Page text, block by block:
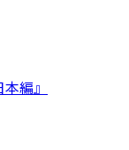
編』